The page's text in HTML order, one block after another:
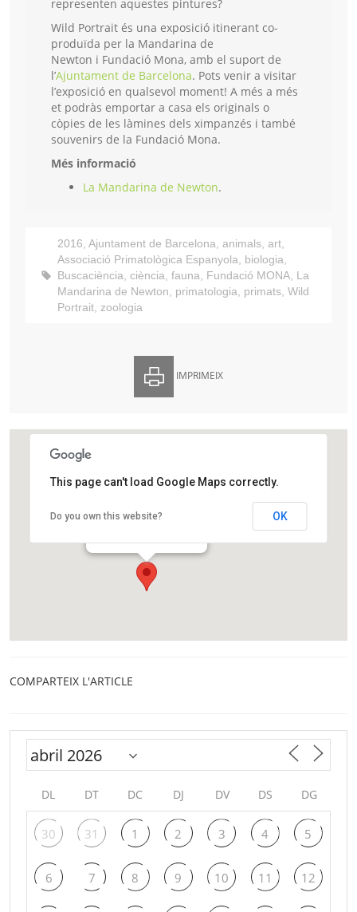
representen aquestes pintures?
Wild Portrait és una exposició itinerant co-
produïda per la Mandarina de
Newton i Fundació Mona, amb el suport de
l’Ajuntament de Barcelona. Pots venir a visitar
l’exposició en qualsevol moment! A més a més
et podràs emportar a casa els originals o
còpies de les làmines dels ximpanzés i també
souvenirs de la Fundació Mona.
Més informació
La Mandarina de Newton.
2016, Ajuntament de Barcelona, animals, art,
Associació Primatològica Espanyola, biologia,
Buscaciència, ciència, fauna, Fundació MONA, La
Mandarina de Newton, primatologia, primats, Wild
Portrait, zoologia
IMPRIMEIX
La Mandarina de Newton
Carrer Montseny, 12
This page can't load Google Maps correctly.
Do you own this website? OK
COMPARTEIX L'ARTICLE
DL DT DC DJ DV DS DG
30 31 1 2 3 4 5
6 7 8 9 10 11 12